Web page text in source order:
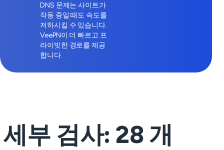
DNS 문제는 사이트가
작동 중일 때도 속도를
저하시킬 수 있습니다.
VeePN이 더 빠르고 프
라이빗한 경로를 제공
합니다.
세부 검사:28 개